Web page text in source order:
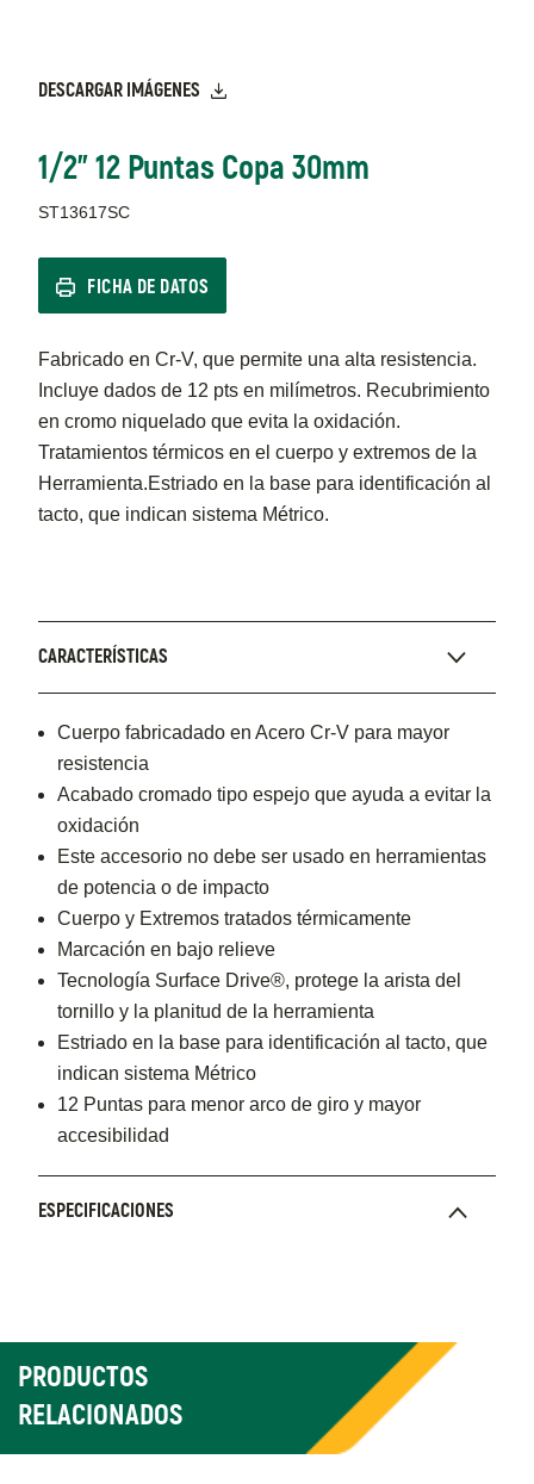
DESCARGAR IMÁGENES
1/2" 12 Puntas Copa 30mm
ST13617SC
FICHA DE DATOS
Fabricado en Cr-V, que permite una alta resistencia.
Incluye dados de 12 pts en milímetros. Recubrimiento
en cromo niquelado que evita la oxidación.
Tratamientos térmicos en el cuerpo y extremos de la
Herramienta.Estriado en la base para identificación al
tacto, que indican sistema Métrico.
CARACTERÍSTICAS
Cuerpo fabricadado en Acero Cr-V para mayor
resistencia
Acabado cromado tipo espejo que ayuda a evitar la
oxidación
Este accesorio no debe ser usado en herramientas
de potencia o de impacto
Cuerpo y Extremos tratados térmicamente
Marcación en bajo relieve
Tecnología Surface Drive®, protege la arista del
tornillo y la planitud de la herramienta
Estriado en la base para identificación al tacto, que
indican sistema Métrico
12 Puntas para menor arco de giro y mayor
accesibilidad
ESPECIFICACIONES
PRODUCTOS
RELACIONADOS